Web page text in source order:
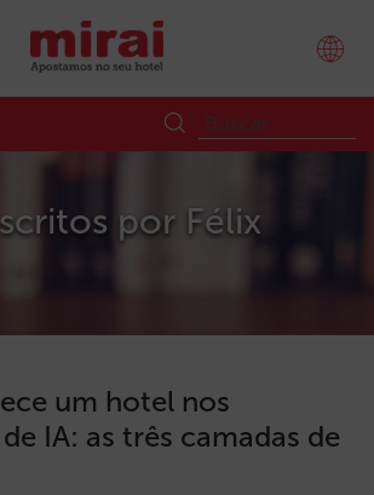
por Félix
um hotel nos
IA: as três camadas de